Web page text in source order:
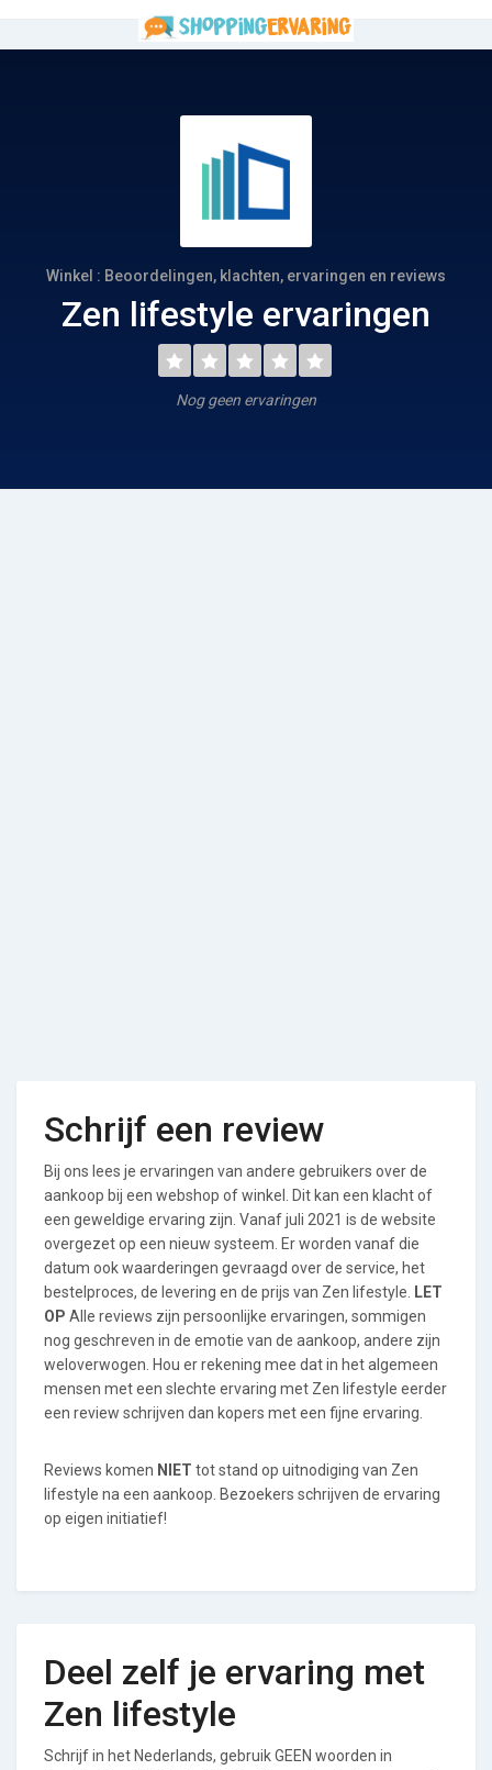
Winkel : Beoordelingen, klachten, ervaringen en reviews
Zen lifestyle ervaringen
Nog geen ervaringen
Schrijf een review
Bij ons lees je ervaringen van andere gebruikers over de
aankoop bij een webshop of winkel. Dit kan een klacht of
een geweldige ervaring zijn. Vanaf juli 2021 is de website
overgezet op een nieuw systeem. Er worden vanaf die
datum ook waarderingen gevraagd over de service, het
bestelproces, de levering en de prijs van Zen lifestyle.
LET
OP Alle reviews zijn persoonlijke ervaringen, sommigen
nog geschreven in de emotie van de aankoop, andere zijn
weloverwogen. Hou er rekening mee dat in het algemeen
mensen met een slechte ervaring met Zen lifestyle eerder
een review schrijven dan kopers met een fijne ervaring.
Reviews komen NIET tot stand op uitnodiging van Zen
lifestyle na een aankoop. Bezoekers schrijven de ervaring
op eigen initiatief!
Deel zelf je ervaring met
Zen lifestyle
Schrijf in het Nederlands, gebruik GEEN woorden in